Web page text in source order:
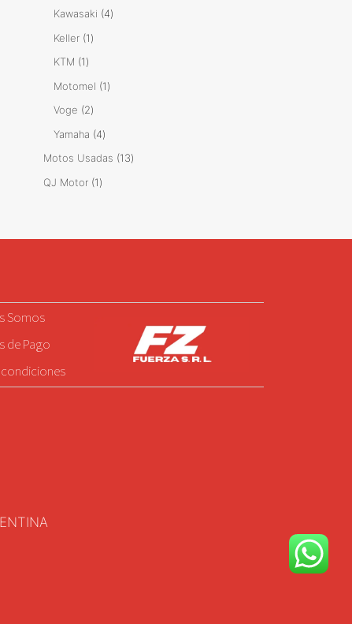
producto
Kawasaki 44
Keller 11
KTM 11
producto
Motomel 11
Voge 22
productos
Yamaha 44
productos
Motos Usadas 1313
QJ Motor 11
Somos
de Pago